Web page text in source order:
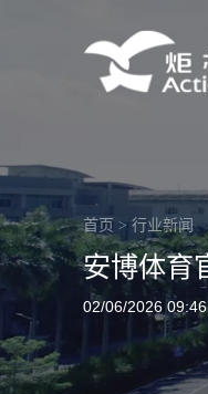
首页 > 行业新闻
安博体育
02/06/2026